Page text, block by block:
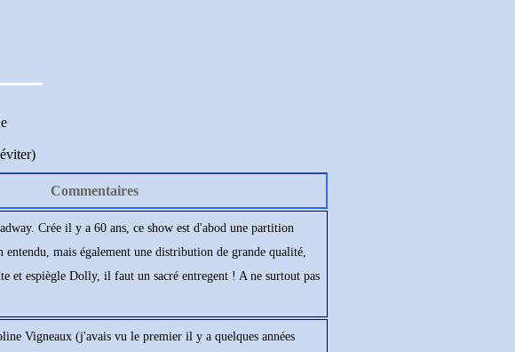
Commentaires
Crée il y a 60 ans, ce show est d'abod une partition
mais également une distribution de grande qualité,
et espiègle Dolly, il faut un sacré entregent ! A ne surtout pas
Vigneaux (j'avais vu le premier il y a quelques années